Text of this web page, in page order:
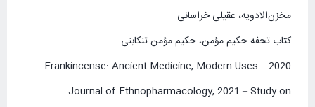
مخزن‌الادویه، عقیلی خراسانی
کتاب تحفه حکیم مؤمن، حکیم مؤمن تنکابنی
Frankincense: Ancient Medicine, Modern Uses – 2020
Journal of Ethnopharmacology, 2021 – Study on